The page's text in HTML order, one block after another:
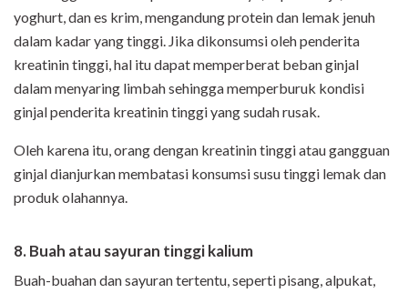
yoghurt, dan es krim, mengandung protein dan lemak jenuh
dalam kadar yang tinggi. Jika dikonsumsi oleh penderita
kreatinin tinggi, hal itu dapat memperberat beban ginjal
dalam menyaring limbah sehingga memperburuk kondisi
ginjal penderita kreatinin tinggi yang sudah rusak.
Oleh karena itu, orang dengan kreatinin tinggi atau gangguan
ginjal dianjurkan membatasi konsumsi susu tinggi lemak dan
produk olahannya.
8. Buah atau sayuran tinggi kalium
Buah-buahan dan sayuran tertentu, seperti pisang, alpukat,